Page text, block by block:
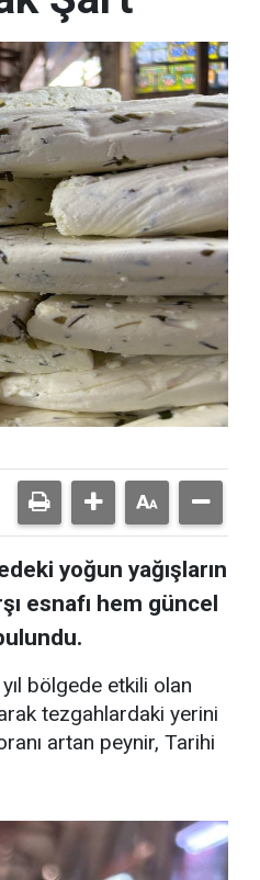
yoğun yağışların
esnafı hem güncel
bölgede etkili olan
tezgahlardaki yerini
artan peynir, Tarihi